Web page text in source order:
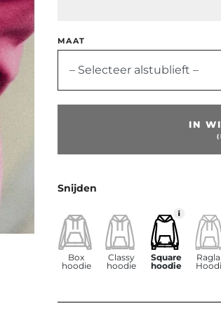
MAAT
– Selecteer alstublieft –
IN
Snijden
Box
hoodie
Classy
hoodie
Square
hoodie